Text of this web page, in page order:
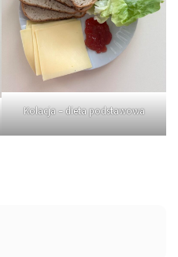
Kolacja – dieta podstawowa